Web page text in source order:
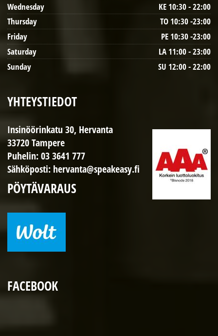
Wednesday
KE 10:30 - 22:00
Thursday
TO 10:30 -23:00
Friday
PE 10:30 -23:00
Saturday
LA 11:00 - 23:00
Sunday
SU 12:00 - 22:00
YHTEYSTIEDOT
Insinöörinkatu 30, Hervanta
33720 Tampere
Puhelin:03 3641 777
Sähköposti: hervanta@speakeasy.fi
PÖYTÄVARAUS
FACEBOOK